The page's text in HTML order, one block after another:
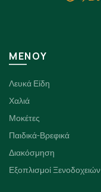
ΜΕΝΟΥ
Λευκά Είδη
Χαλιά
Μοκέτες
Παιδικά-Βρεφικά
Διακόσμηση
Εξοπλισμοί Ξενοδοχειών